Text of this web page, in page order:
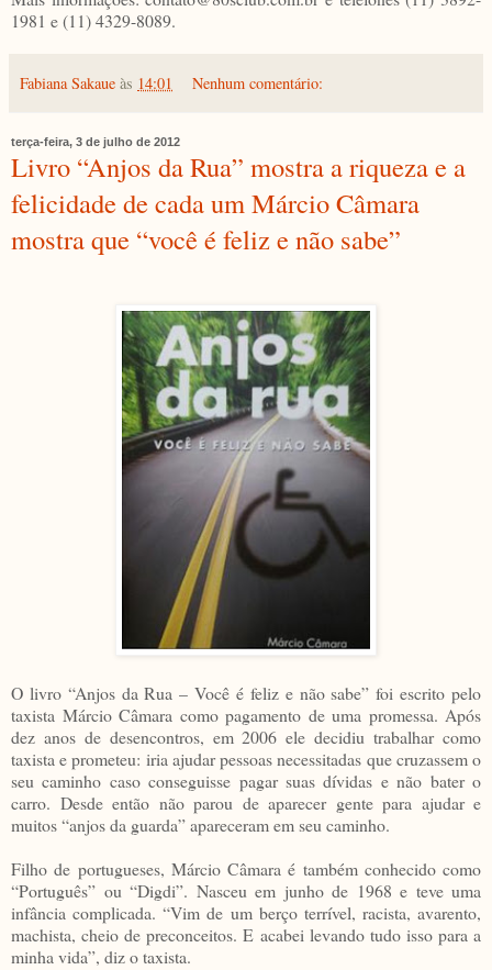
1981 e (11) 4329-8089.
Fabiana Sakaue às 14:01 Nenhum comentário:
terça-feira, 3 de julho de 2012
Livro “Anjos da Rua” mostra a riqueza e a
felicidade de cada um Márcio Câmara
mostra que “você é feliz e não sabe”
O livro “Anjos da Rua – Você é feliz e não sabe” foi escrito pelo
taxista Márcio Câmara como pagamento de uma promessa. Após
dez anos de desencontros, em 2006 ele decidiu trabalhar como
taxista e prometeu: iria ajudar pessoas necessitadas que cruzassem o
seu caminho caso conseguisse pagar suas dívidas e não bater o
carro. Desde então não parou de aparecer gente para ajudar e
muitos “anjos da guarda” apareceram em seu caminho.
Filho de portugueses, Márcio Câmara é também conhecido como
“Português” ou “Digdi”. Nasceu em junho de 1968 e teve uma
infância complicada. “Vim de um berço terrível, racista, avarento,
machista, cheio de preconceitos. E acabei levando tudo isso para a
minha vida”, diz o taxista.